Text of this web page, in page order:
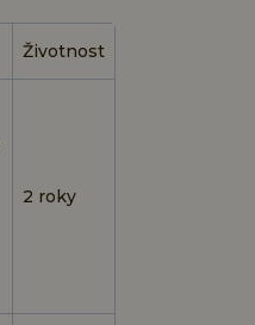
Životnost
2 roky